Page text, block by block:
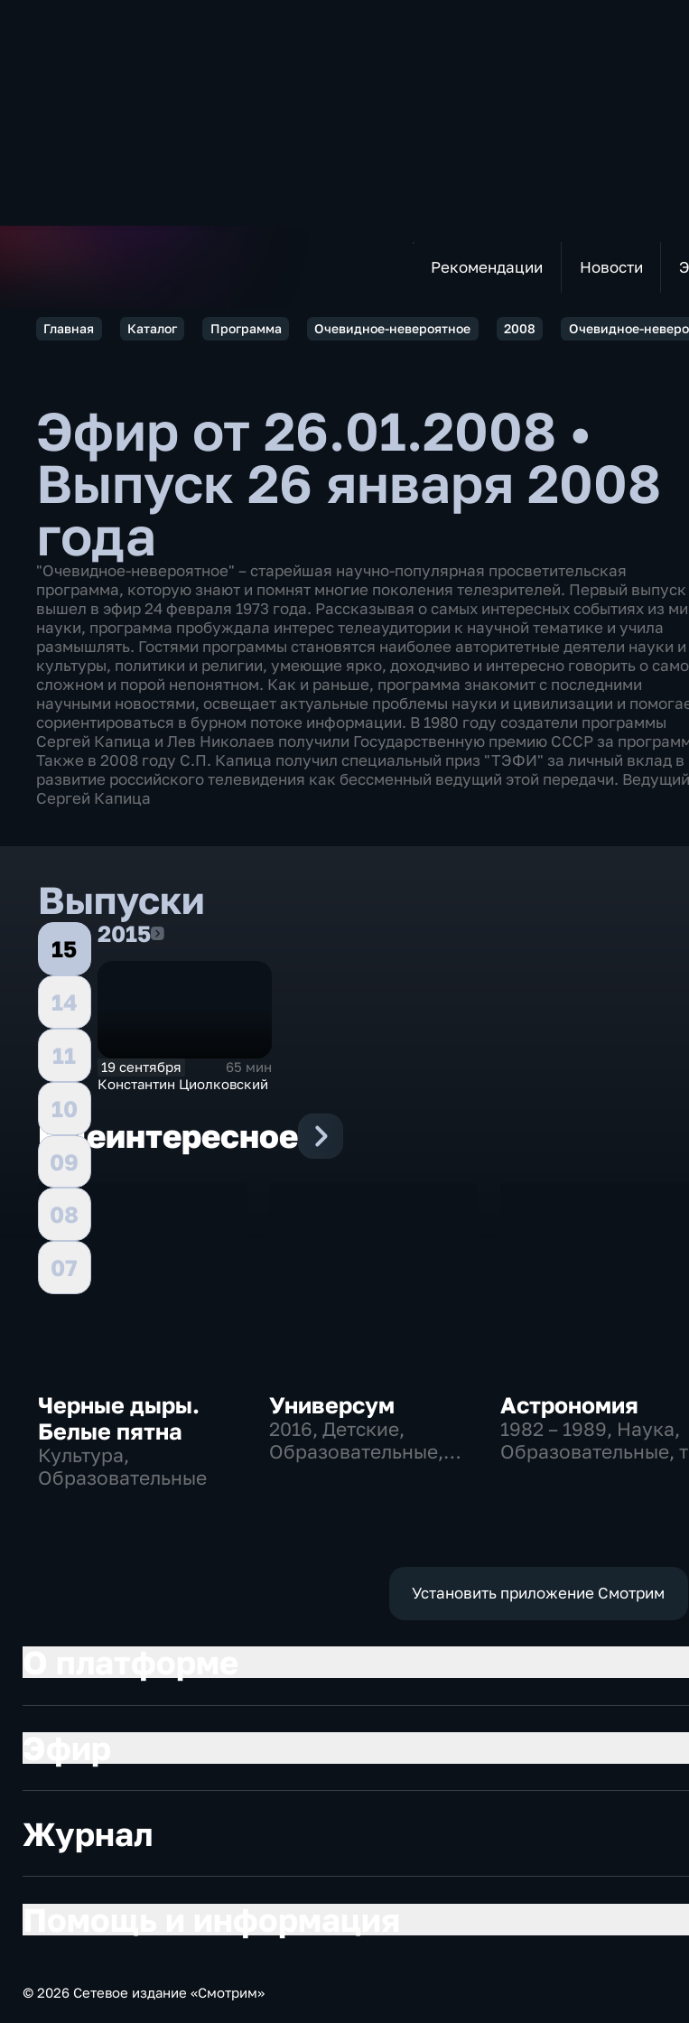
Рекомендации Новости
Главная Каталог Программа Очевидное-невероятное 2008 Очевидное-
Эфир от 26.01.2008 •
Выпуск 26 января 2008
года
"Очевидное-невероятное" – старейшая научно-популярная просветительская
программа, которую знают и помнят многие поколения телезрителей. Первый выпуск
вышел в эфир 24 февраля 1973 года. Рассказывая о самых интересных событиях из
науки, программа пробуждала интерес телеаудитории к научной тематике и учила
размышлять. Гостями программы становятся наиболее авторитетные деятели науки и
культуры, политики и религии, умеющие ярко, доходчиво и интересно говорить о
сложном и порой непонятном. Как и раньше, программа знакомит с последними
научными новостями, освещает актуальные проблемы науки и цивилизации и
сориентироваться в бурном потоке информации. В 1980 году создатели программы
Сергей Капица и Лев Николаев получили Государственную премию СССР за
Также в 2008 году С.П. Капица получил специальный приз "ТЭФИ" за личный вклад в
развитие российского телевидения как бессменный ведущий этой передачи.
Сергей Капица
Выпуски
15
14
11
10
09
08
07
20152015
19 сентября
65 мин
Константин Циолковский
Ещеинтересное
Черные дыры.
Белые пятна
Культура,
Образовательные
Универсум
2016, Детские,
Образовательные,
Астрономия
1982 – 1989, Наука,
Образовательные,
Установить приложение Смотрим
Журнал
© 2026 Сетевое издание «Смотрим»